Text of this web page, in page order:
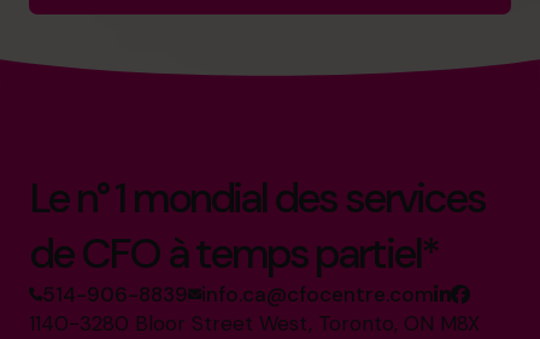
Le n° 1 mondial des services
de CFO à temps partiel*
514-906-8839 info.ca@cfocentre.com
1140-3280 Bloor Street West, Toronto, ON M8X